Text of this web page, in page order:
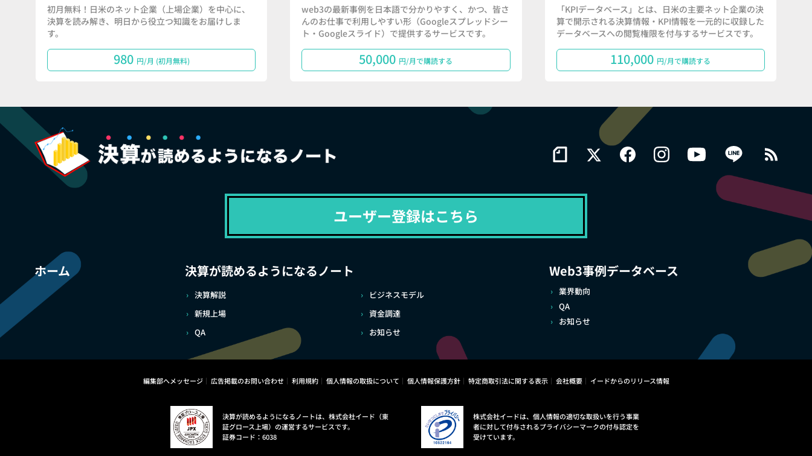
初月無料！日米のネット企業（上場企業）を中心に、
決算を読み解き、明日から役立つ知識をお届けしま
す。
980 円/月 (初月無料)
web3の最新事例を日本語で分かりやすく、かつ、皆さ
んのお仕事で利用しやすい形（Googleスプレッドシー
ト・Googleスライド）で提供するサービスです。
50,000 円/月で購読する
「KPIデータベース」とは、日米の主要ネット企業の決
算で開示される決算情報・KPI情報を一元的に収録した
データベースへの閲覧権限を付与するサービスです。
110,000 円/月で購読する
ユーザー登録はこちら
ホーム 決算が読めるようになるノート
決算解説
ビジネスモデル
新規上場
資金調達
QA
お知らせ
Web3事例データベース
業界動向
QA
お知らせ
編集部へメッセージ 広告掲載のお問い合わせ 利用規約 個人情報の取扱について 個人情報保護方針 特定商取引法に関する表示 会社概要 イードからのリリース情報
決算が読めるようになるノートは、株式会社イード（東
証グロース上場）の運営するサービスです。
証券コード：6038
株式会社イードは、個人情報の適切な取扱いを行う事業
者に対して付与されるプライバシーマークの付与認定を
受けています。